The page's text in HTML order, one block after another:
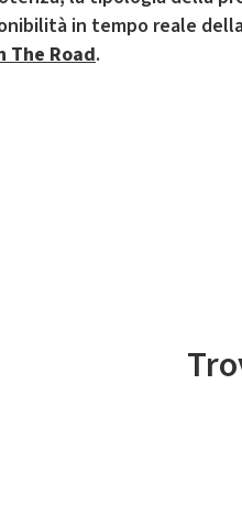
in tempo reale
The Road.
Il servizio di